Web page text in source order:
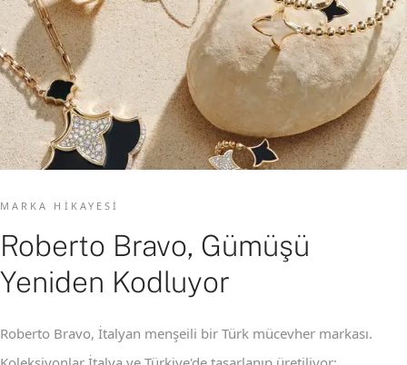
MARKA HIKAYESI
Roberto Bravo, Gümüşü
Yeniden Kodluyor
Roberto Bravo, İtalyan menşeili bir Türk mücevher markası.